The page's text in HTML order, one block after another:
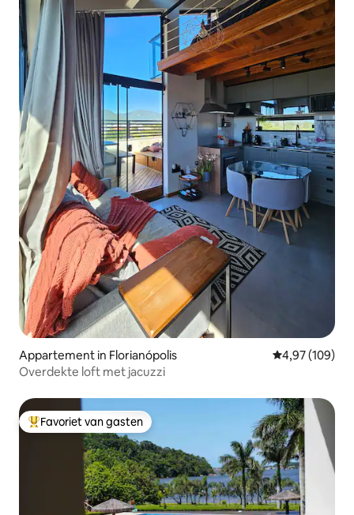
Appartement in Florianópolis Gemiddelde
4,97 (109)
Overdekte loft met jacuzzi
Topfavoriet van gasten
Favoriet van gasten